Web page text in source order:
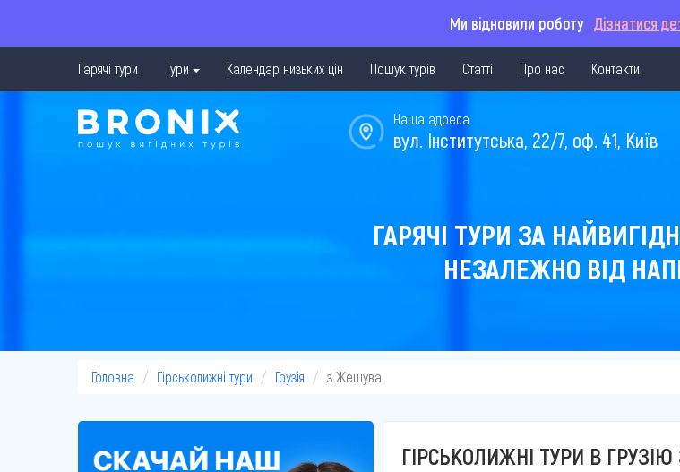
Ми відновили роботу Дізнатися
Гарячі тури Тури Календар низьких цін Пошук турів Статті Про нас Контакти
Наша адреса
вул. Інститутська, 22/7, оф. 41, Київ
ГАРЯЧІ ТУРИ ЗА
НЕЗАЛЕЖНО ВІД
Головна Гірськолижні тури Грузія з Жешува
ГІРСЬКОЛИЖНІ ТУРИ В